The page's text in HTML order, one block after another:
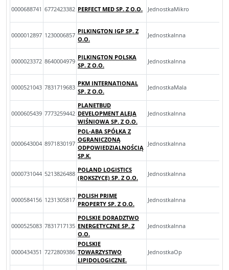
0000688741 6772423382 PERFECT MED SP. Z O.O. JednostkaMikro
0000012897 1230006857
PILKINGTON IGP SP. Z
O.O.
JednostkaInna
0000023372 8640004979
PILKINGTON POLSKA
SP. Z O.O.
JednostkaInna
0000521043 7831719683
PKM INTERNATIONAL
SP. Z O.O.
JednostkaMala
0000605439 7773259442
PLANETBUD
DEVELOPMENT ALEJA
WIŚNIOWA SP. Z O.O.
JednostkaInna
0000643004 8971830197
POL-ABA SPÓŁKA Z
OGRANICZONĄ
ODPOWIEDZIALNOŚCIĄ
SP.K.
JednostkaInna
0000731044 5213826488
POLAND LOGISTICS
(ROKSZYCE) SP. Z O.O.
JednostkaInna
0000584156 1231305817
POLISH PRIME
PROPERTY SP. Z O.O.
JednostkaInna
0000525083 7831717135
POLSKIE DORADZTWO
ENERGETYCZNE SP. Z
O.O.
JednostkaInna
0000434351 7272809386
POLSKIE
TOWARZYSTWO
LIPIDOLOGICZNE.
JednostkaOp